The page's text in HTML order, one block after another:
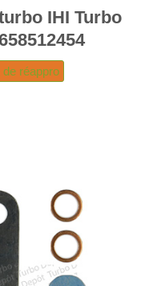
IHI Turbo
réappro